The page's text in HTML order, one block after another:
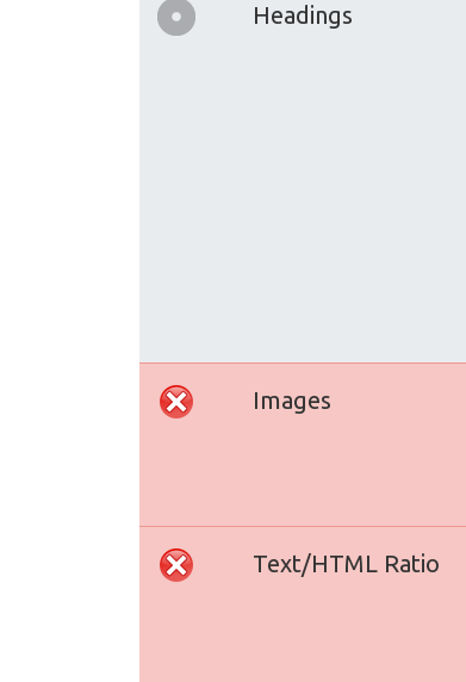
Headings
Images
Text/HTML Ratio